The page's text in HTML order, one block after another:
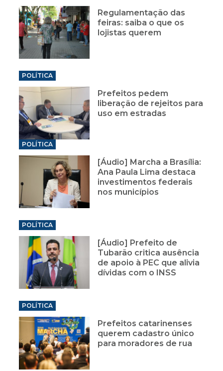
Regulamentação das
feiras: saiba o que os
lojistas querem
POLÍTICA
Prefeitos pedem
liberação de rejeitos para
uso em estradas
POLÍTICA
[Áudio] Marcha a Brasília:
Ana Paula Lima destaca
investimentos federais
nos municípios
POLÍTICA
[Áudio] Prefeito de
Tubarão critica ausência
de apoio à PEC que alivia
dívidas com o INSS
POLÍTICA
Prefeitos catarinenses
querem cadastro único
para moradores de rua